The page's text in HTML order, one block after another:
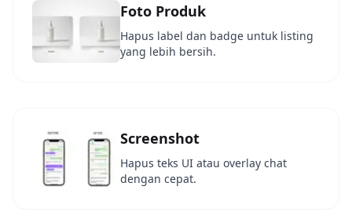
Foto Produk
Hapus label dan badge untuk listing
yang lebih bersih.
Screenshot
Hapus teks UI atau overlay chat
dengan cepat.